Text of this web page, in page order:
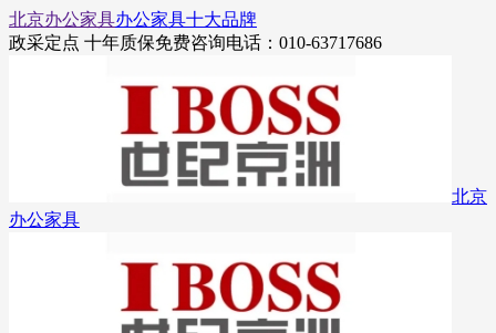
北京办公家具办公家具十大品牌
政采定点 十年质保免费咨询电话：010-63717686
北京
办公家具